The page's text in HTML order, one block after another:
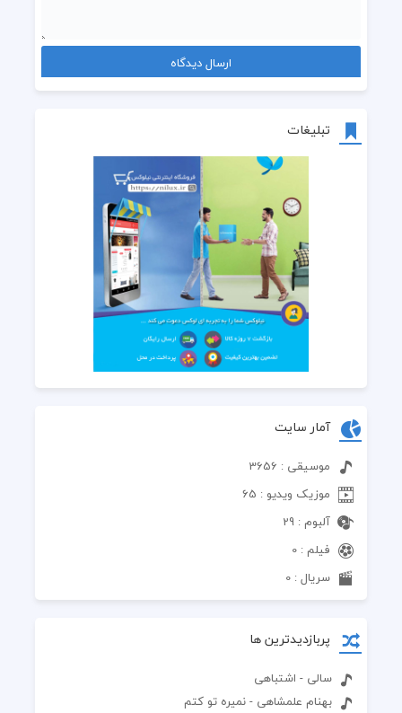
تبلیغات
آمار سایت
موسیقی : 3656
موزیک ویدیو : 65
آلبوم : 29
فیلم : 0
سریال : 0
پربازدیدترین ها
سالی - اشتباهی
بهنام علمشاهی - نمیره تو کتم